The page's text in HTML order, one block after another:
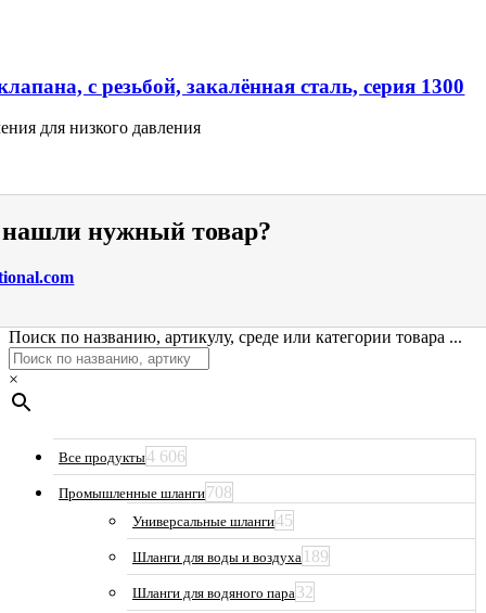
с резьбой, закалённая сталь, серия 1300
для низкого давления
нужный товар?
Поиск по названию, артикулу, среде или категории товара ...
×
Все продукты4 606
Промышленные шланги708
Универсальные шланги45
Шланги для воды и воздуха 189
Шланги для водяного пара32